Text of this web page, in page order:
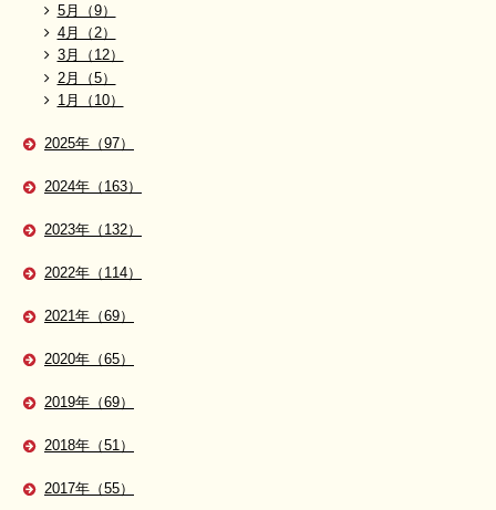
5月（9）
4月（2）
3月（12）
2月（5）
1月（10）
2025年（97）
2024年（163）
2023年（132）
2022年（114）
2021年（69）
2020年（65）
2019年（69）
2018年（51）
2017年（55）